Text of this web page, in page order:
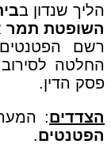
הליך שנדון ב
השופטת תמר
רשם
פסק הדין.
הצדדים:
הפטנטים.